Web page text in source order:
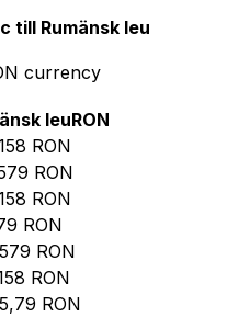
till Rumänsk leu
currency
leuRON
RON
RON
RON
RON
RON
RON
RON